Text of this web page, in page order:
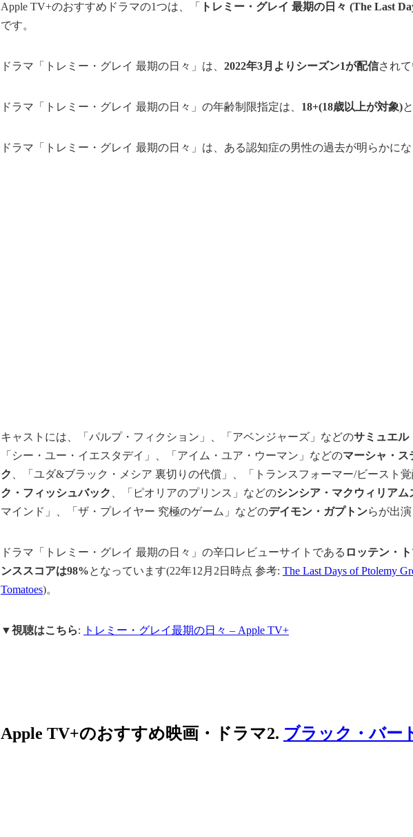
Apple TV+のおすすめドラマの1つは、「
トレミー・グレイ 最期の日々 (The Last
です。
ドラマ「トレミー・グレイ 最期の日々」は、 2022年3月よりシーズン1が配信され
ドラマ「トレミー・グレイ 最期の日々」の年齢制限指定は、 18+(18歳以上が対象)
ドラマ「トレミー・グレイ 最期の日々」は、ある認知症の男性の過去が明らかに
キャストには、「パルプ・フィクション」、「アベンジャーズ」などのサミュエル
「シー・ユー・イエスタデイ」、「アイム・ユア・ウーマン」などのマーシャ・ス
ク
、「ユダ&ブラック・メシア 裏切りの代償」、「トランスフォーマー/ビースト
ク・フィッシュバック
、「ピオリアのプリンス」などのシンシア・マクウィリアム
マインド」、「ザ・プレイヤー 究極のゲーム」などのデイモン・ガプトンらが出
ドラマ「トレミー・グレイ 最期の日々」の辛口レビューサイトである ロッテン・
ンススコアは98%となっています(22年12月2日時点 参考: The Last Days of Ptolemy
Tomatoes)。
▼視聴はこちら: トレミー・グレイ最期の日々 – Apple TV+
Apple TV+のおすすめ映画・ドラマ2. ブラック・バー